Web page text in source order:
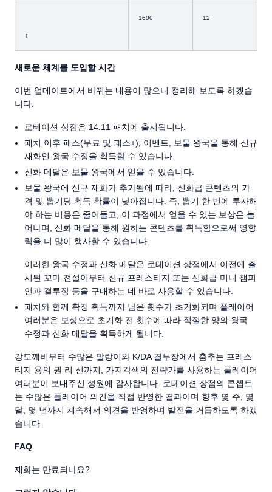
1
1600 12
새로운 체계를 도입할 시간
이번 업데이트에서 바뀌는 내용이 많으니 정리해 보도록 하겠습
니다.
로테이션 상점은 14.11 패치에 출시됩니다.
패치 이후 패스(무료 및 패스+), 이벤트, 보물 왕국을 통해 신규
재화인 왕국 수정을 획득할 수 있습니다.
신화 메달은 보물 왕국에서 얻을 수 있습니다.
보물 왕국에 신규 재화가 추가됨에 따라, 신화급 콘텐츠의 가
격 및 뽑기당 획득 확률이 낮아집니다. 즉, 뽑기 한 번에 투자해
야 하는 비용은 줄어들고, 이 과정에서 얻을 수 있는 보상은 늘
어나며, 신화 메달을 통해 원하는 콘텐츠를 획득함으로써 영향
력을 더 많이 행사할 수 있습니다.
이러한 왕국 수정과 신화 메달은 로테이션 상점에서 이전에 출
시된 꼬마 전설이부터 신규 프레스티지 또는 신화급 미니 챔피
언과 결투장 등을 구매하는 데 바로 사용할 수 있습니다.
패치와 함께 확정 획득까지 남은 횟수가 초기화되며 플레이어
여러분은 보상으로 초기화 전 횟수에 따라 적절한 양의 왕국
수정과 신화 메달을 획득하게 됩니다.
강도깨비부터 수많은 말랑이와 K/DA 결투장에서 춤추는 프레스
티지 용의 권 리 신까지, 가지각색의 전략가를 사용하는 플레이어
여러분이 보내주신 성원에 감사합니다. 로테이션 상점의 콘셉트
는 수많은 플레이어 의견을 직접 반영한 결과이며 향후 몇 주, 몇
달, 몇 년까지 계속해서 의견을 반영하며 발전을 거듭하도록 하겠
습니다.
FAQ
재화는 만료되나요?